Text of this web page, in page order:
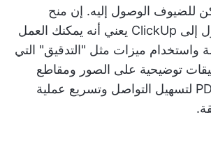
للضيوف الوصول إليه. إن منح
العملاء حق الوصول إلى ClickUp يعني أنه يمكنك العمل
واستخدام ميزات مثل "التدقيق" التي
توضيحية على الصور ومقاطع
الفيديو وملفات PDF لتسهيل التواصل وتسريع عملية